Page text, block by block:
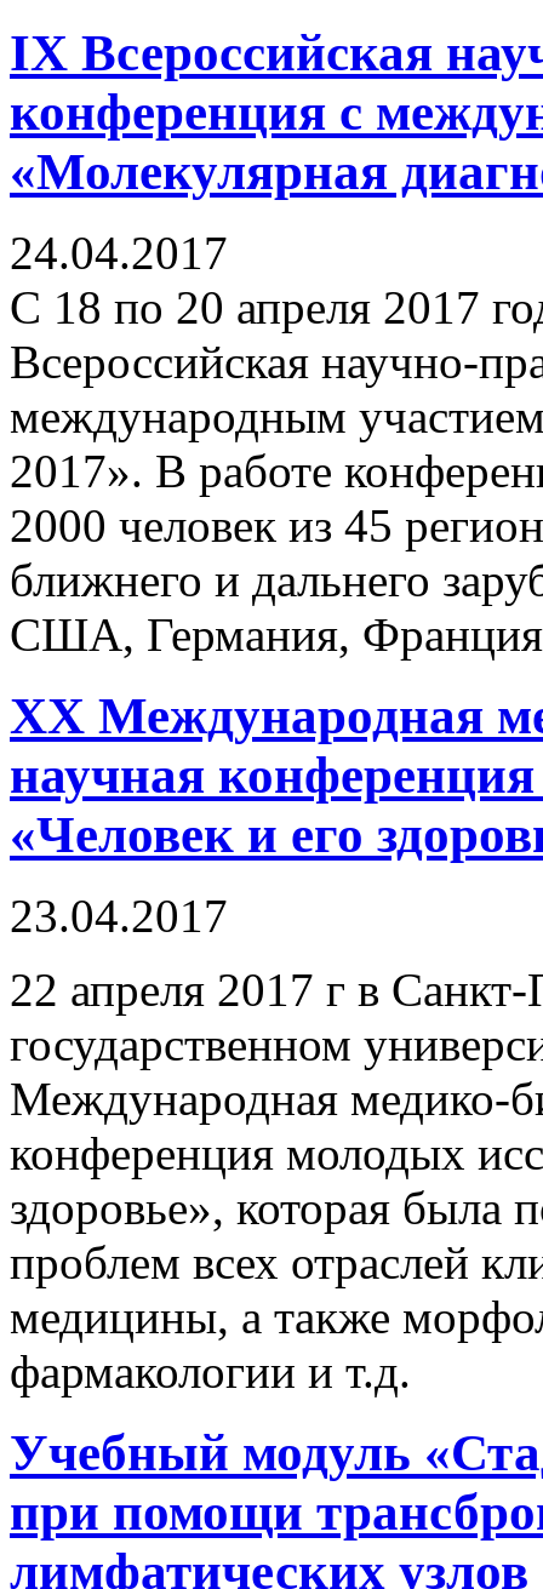
IX Всероссийская
конференция с
«Молекулярная
24.04.2017
С 18 по 20 апреля 2017
Всероссийская научно-
международным
2017». В работе
2000 человек из 45
ближнего и дальнего
США, Германия,
XX Международная
научная
«Человек и его
23.04.2017
22 апреля 2017 г в
государственном
Международная медико-
конференция молодых
здоровье», которая была
проблем всех отраслей
медицины, а также
фармакологии и т.д.
Учебный модуль
при помощи
лимфатических узлов